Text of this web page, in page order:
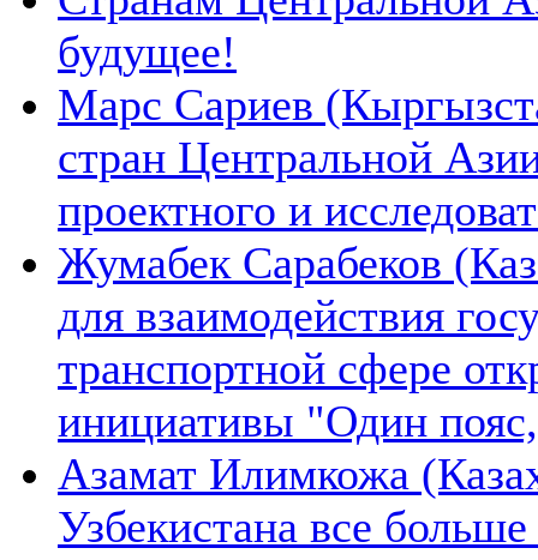
будущее!
Марс Сариев
стран Центральной
проектного и
Жумабек Сарабеков
для взаимодействия
транспортной сфере
инициативы "Один
Азамат Илимкожа
Узбекистана все